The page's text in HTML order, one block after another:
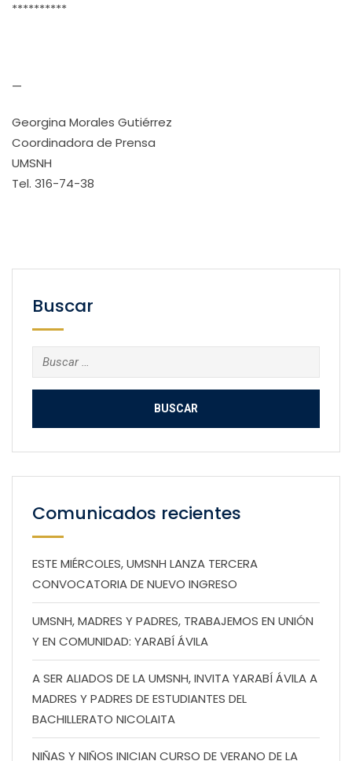
**********
—
Georgina Morales Gutiérrez
Coordinadora de Prensa
UMSNH
Tel. 316-74-38
Buscar
Buscar:
Comunicados recientes
ESTE MIÉRCOLES, UMSNH LANZA TERCERA
CONVOCATORIA DE NUEVO INGRESO
UMSNH, MADRES Y PADRES, TRABAJEMOS EN UNIÓN
Y EN COMUNIDAD: YARABÍ ÁVILA
A SER ALIADOS DE LA UMSNH, INVITA YARABÍ ÁVILA A
MADRES Y PADRES DE ESTUDIANTES DEL
BACHILLERATO NICOLAITA
NIÑAS Y NIÑOS INICIAN CURSO DE VERANO DE LA